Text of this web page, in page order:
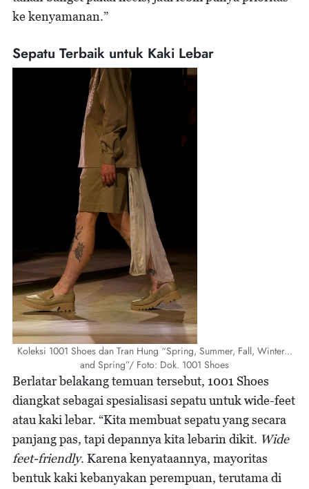
ke kenyamanan.”
Sepatu Terbaik untuk Kaki Lebar
Koleksi 1001 Shoes dan Tran Hung “Spring, Summer, Fall, Winter...
and Spring”/ Foto: Dok. 1001 Shoes
Berlatar belakang temuan tersebut, 1001 Shoes
diangkat sebagai spesialisasi sepatu untuk wide-feet
atau kaki lebar. “Kita membuat sepatu yang secara
panjang pas, tapi depannya kita lebarin dikit. Wide
feet-friendly. Karena kenyataannya, mayoritas
bentuk kaki kebanyakan perempuan, terutama di